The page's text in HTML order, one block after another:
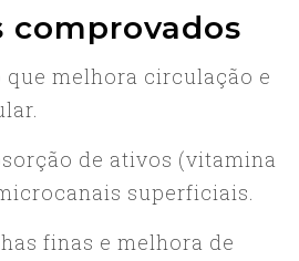
comprovados
melhora circulação e
de ativos (vitamina
superficiais.
finas e melhora de